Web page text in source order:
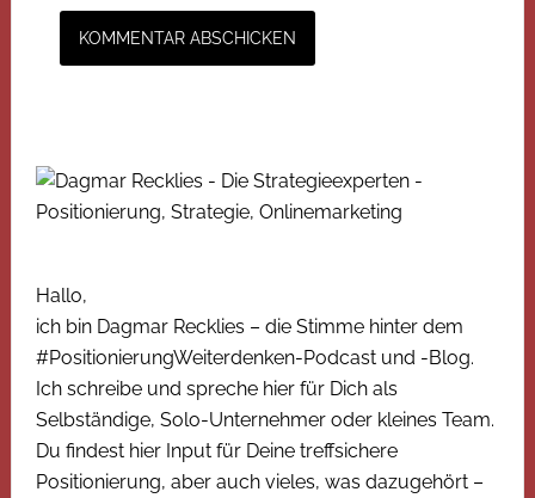
Hallo,
ich bin Dagmar Recklies – die Stimme hinter dem
#PositionierungWeiterdenken-Podcast und -Blog.
Ich schreibe und spreche hier für Dich als
Selbständige, Solo-Unternehmer oder kleines Team.
Du findest hier Input für Deine treffsichere
Positionierung, aber auch vieles, was dazugehört –